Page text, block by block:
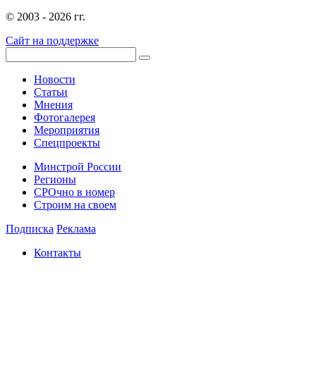
© 2003 - 2026 гг.
Сайт на поддержке
Новости
Статьи
Мнения
Фотогалерея
Мероприятия
Спецпроекты
Минстрой России
Регионы
СРОчно в номер
Строим на своем
Подписка Реклама
Контакты